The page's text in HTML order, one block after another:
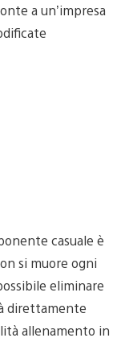
a un’impresa
casuale è
si muore ogni
eliminare
direttamente
allenamento in